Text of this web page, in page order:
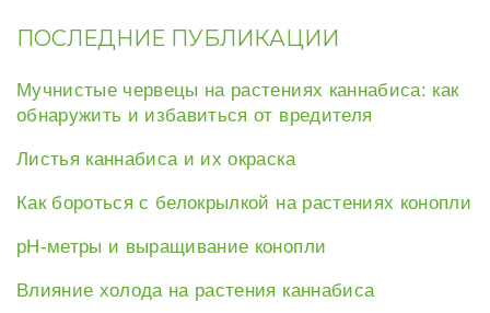
ПОСЛЕДНИЕ ПУБЛИКАЦИИ
Мучнистые червецы на растениях каннабиса: как
обнаружить и избавиться от вредителя
Листья каннабиса и их окраска
Как бороться с белокрылкой на растениях конопли
рН-метры и выращивание конопли
Влияние холода на растения каннабиса